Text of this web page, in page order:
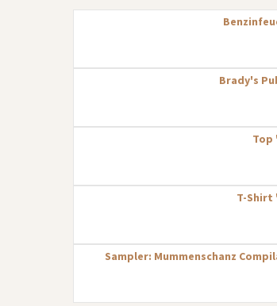
Brady's
Top
T-Shirt
Sampler: Mummenschanz